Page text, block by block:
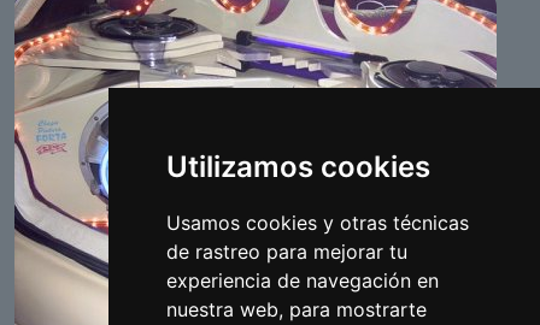
Utilizamos cookies
Usamos cookies y otras técnicas
de rastreo para mejorar tu
experiencia de navegación en
nuestra web, para mostrarte